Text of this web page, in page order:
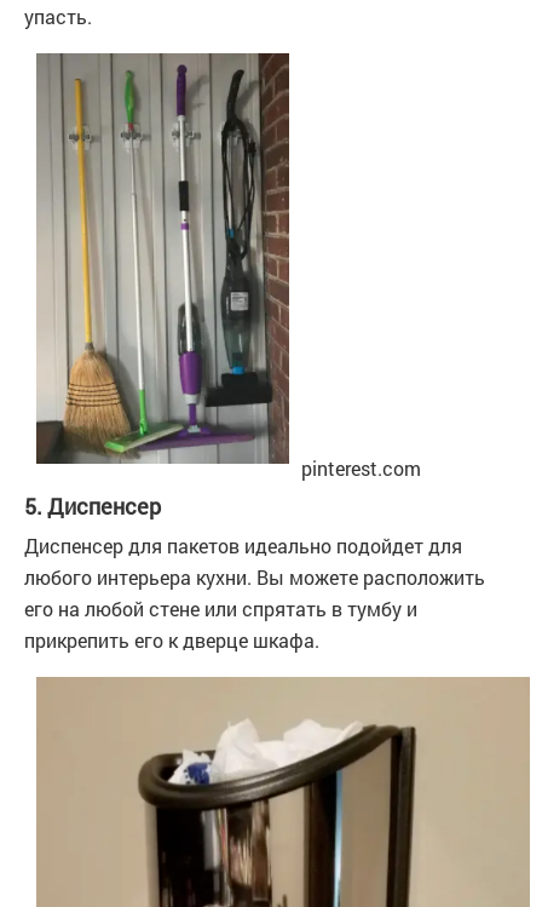
упасть.
pinterest.com
5. Диспенсер
Диспенсер для пакетов идеально подойдет для
любого интерьера кухни. Вы можете расположить
его на любой стене или спрятать в тумбу и
прикрепить его к дверце шкафа.